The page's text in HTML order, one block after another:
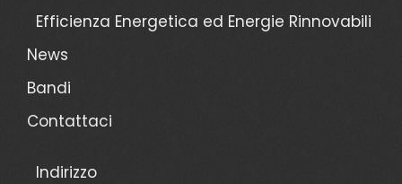
Efficienza Energetica ed Energie Rinnovabili
News
Bandi
Contattaci
Indirizzo